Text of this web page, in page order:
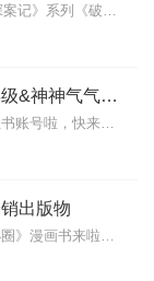
【适听年龄】7岁+《猴子警长科学探案记》系列《破坏者联盟篇1·猴子警长科学探案记》>>>《破坏者联盟篇2·猴子警长科学探案记》>>>《破坏者联盟篇3·猴子警长科...
李哪吒上学记｜稀里糊涂一年级&神神气气二年级
其他互动【东海小学李哪吒】开小红书账号啦，快来关注和李哪吒成为好朋友！有机会免费领儿童会员、官方周边！【点击加入】东海小学广播站圈子，更多互动！李哪吒全新冒险番...
出版物
★米小圈漫画书发布啦★《爆笑米小圈》漫画书来啦《米小圈上学记》一二三年级正版广播剧！《米小圈上学记》系列是儿童作家北猫最新创作的儿童小说系列，作品诙谐幽默、好...